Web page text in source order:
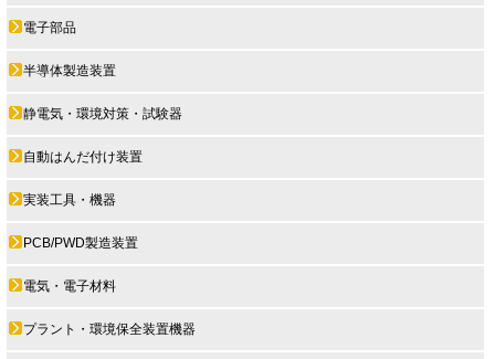
電子部品
半導体製造装置
静電気・環境対策・試験器
自動はんだ付け装置
実装工具・機器
PCB/PWD製造装置
電気・電子材料
プラント・環境保全装置機器